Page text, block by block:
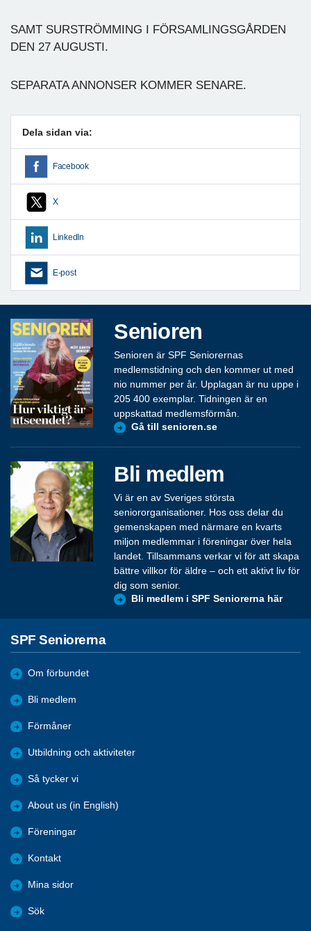
SAMT SURSTRÖMMING I FÖRSAMLINGSGÅRDEN
DEN 27 AUGUSTI.
SEPARATA ANNONSER KOMMER SENARE.
Dela sidan via:
Facebook
X
LinkedIn
E-post
Senioren
Senioren är SPF Seniorernas
medlemstidning och den kommer ut med
nio nummer per år. Upplagan är nu uppe i
205 400 exemplar. Tidningen är en
uppskattad medlemsförmån.
Gå till senioren.se
Bli medlem
Vi är en av Sveriges största
seniororganisationer. Hos oss delar du
gemenskapen med närmare en kvarts
miljon medlemmar i föreningar över hela
landet. Tillsammans verkar vi för att skapa
bättre villkor för äldre – och ett aktivt liv för
dig som senior.
Bli medlem i SPF Seniorerna här
SPF Seniorerna
Om förbundet
Bli medlem
Förmåner
Utbildning och aktiviteter
Så tycker vi
About us (in English)
Föreningar
Kontakt
Mina sidor
Sök